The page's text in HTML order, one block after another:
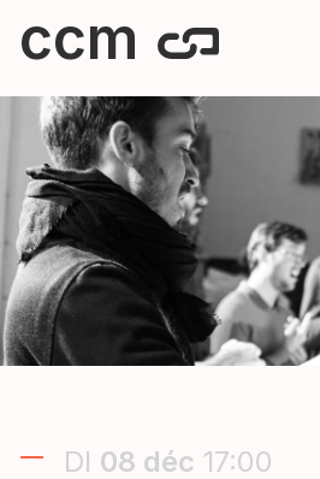
ccm
DI 08 déc 17:00